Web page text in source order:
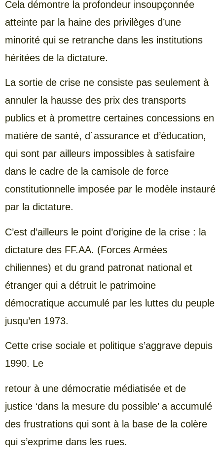
Cela démontre la profondeur insoupçonnée
atteinte par la haine des privilèges d’une
minorité qui se retranche dans les institutions
héritées de la dictature.
La sortie de crise ne consiste pas seulement à
annuler la hausse des prix des transports
publics et à promettre certaines concessions en
matière de santé, d´assurance et d’éducation,
qui sont par ailleurs impossibles à satisfaire
dans le cadre de la camisole de force
constitutionnelle imposée par le modèle instauré
par la dictature.
C’est d’ailleurs le point d’origine de la crise : la
dictature des FF.AA. (Forces Armées
chiliennes) et du grand patronat national et
étranger qui a détruit le patrimoine
démocratique accumulé par les luttes du peuple
jusqu’en 1973.
Cette crise sociale et politique s’aggrave depuis
1990. Le
retour à une démocratie médiatisée et de
justice ‘dans la mesure du possible’ a accumulé
des frustrations qui sont à la base de la colère
qui s’exprime dans les rues.